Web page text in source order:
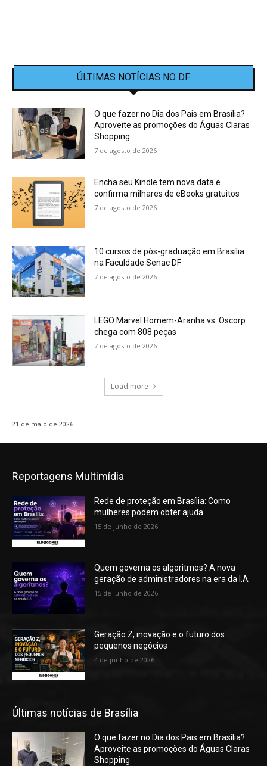
ÚLTIMAS NOTÍCIAS NO DF
O que fazer no Dia dos Pais em Brasília?
Aproveite as promoções do Águas Claras
Shopping
7 de agosto de 2026
Encha seu Kindle tem nova data e
confirma milhares de eBooks gratuitos
7 de agosto de 2026
10 cursos de pós-graduação em Brasília
na Faculdade Senac DF
7 de agosto de 2026
LEGO Marvel Homem-Aranha vs. Oscorp
chega com 808 peças
7 de agosto de 2026
Load more
21 de maio de 2026
Reportagens Multimídia
Rede de proteção em Brasília: Como
mulheres podem obter ajuda
15 de junho de 2026
Quem governa os algoritmos? A nova
geração de administradores na era da I.A
15 de junho de 2026
Geração Z, inovação e o futuro dos
pequenos negócios
4 de junho de 2026
Últimas notícias de Brasília
O que fazer no Dia dos Pais em Brasília?
Aproveite as promoções do Águas Claras
Shopping